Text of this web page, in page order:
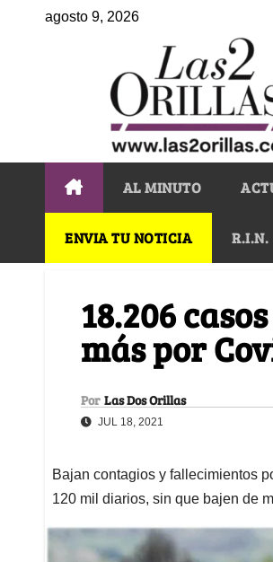
agosto 9, 2026
AL MINUTO
ENVIA TU NOTICIA R.I.N.
18.206
más por
Por Las Dos Orillas
JUL 18, 2021
Bajan contagios y fallecimientos
120 mil diarios, sin que bajen de